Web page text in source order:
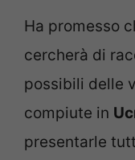
Ha promesso
cercherà di
possibili delle
compiute in
presentarle